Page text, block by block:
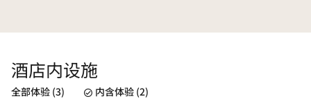
酒店内设施
全部体验 (3) 内含体验 (2)